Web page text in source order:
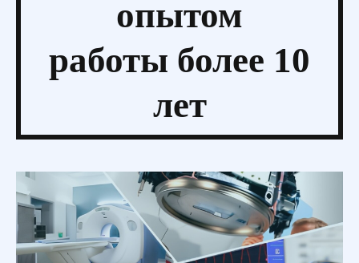
опытом
работы более 10
лет